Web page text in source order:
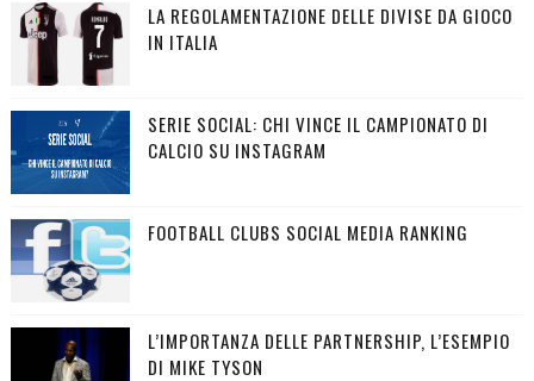
LA REGOLAMENTAZIONE DELLE DIVISE DA GIOCO
IN ITALIA
SERIE SOCIAL: CHI VINCE IL CAMPIONATO DI
CALCIO SU INSTAGRAM
FOOTBALL CLUBS SOCIAL MEDIA RANKING
L’IMPORTANZA DELLE PARTNERSHIP, L’ESEMPIO
DI MIKE TYSON